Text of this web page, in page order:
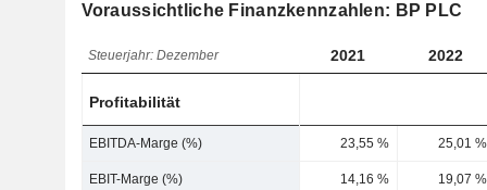
Voraussichtliche Finanzkennzahlen: BP PLC
Steuerjahr: Dezember 2021 2022
Profitabilität
EBITDA-Marge (%) 23,55 % 25,01 %
EBIT-Marge (%) 14,16 % 19,07 %